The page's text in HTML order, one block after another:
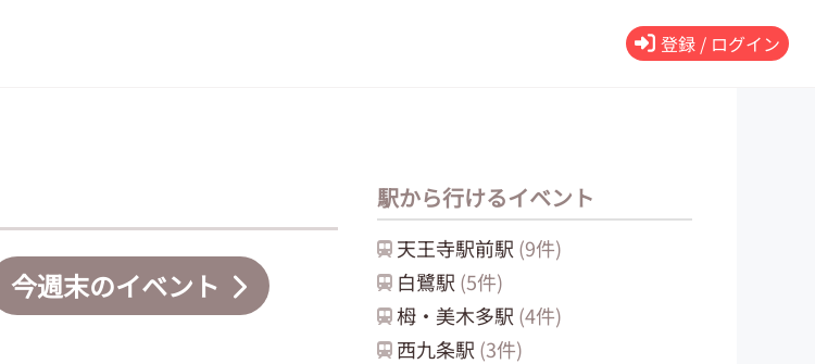
登録 / ログイン
今週末のイベント
駅から行けるイベント
天王寺駅前駅 (9件)
白鷺駅 (5件)
栂・美木多駅 (4件)
西九条駅 (3件)